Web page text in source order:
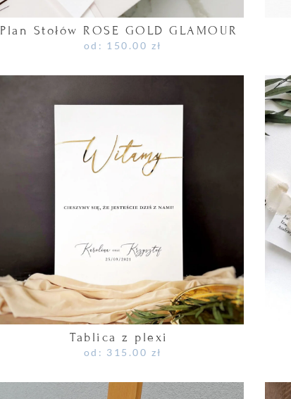
Plan Stołów ROSE GOLD GLAMOUR
od: 150.00 zł
Tablica z plexi
od: 315.00 zł